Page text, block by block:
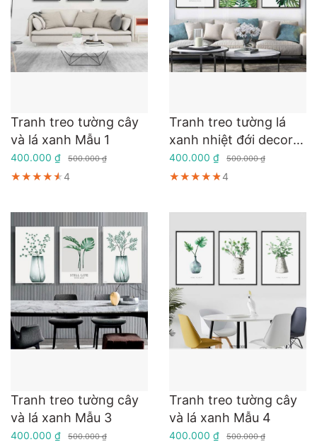
Tranh treo tường cây
và lá xanh Mẫu 1
400.000 ₫ 500.000 ₫
★★★★★
★★★★★
★★★★★4
Tranh treo tường lá
xanh nhiệt đới decor
nhà cực đẹp
400.000 ₫ 500.000 ₫
★★★★★
★★★★★
★★★★★4
Tranh treo tường cây
và lá xanh Mẫu 3
400.000 ₫ 500.000 ₫
Tranh treo tường cây
và lá xanh Mẫu 4
400.000 ₫ 500.000 ₫